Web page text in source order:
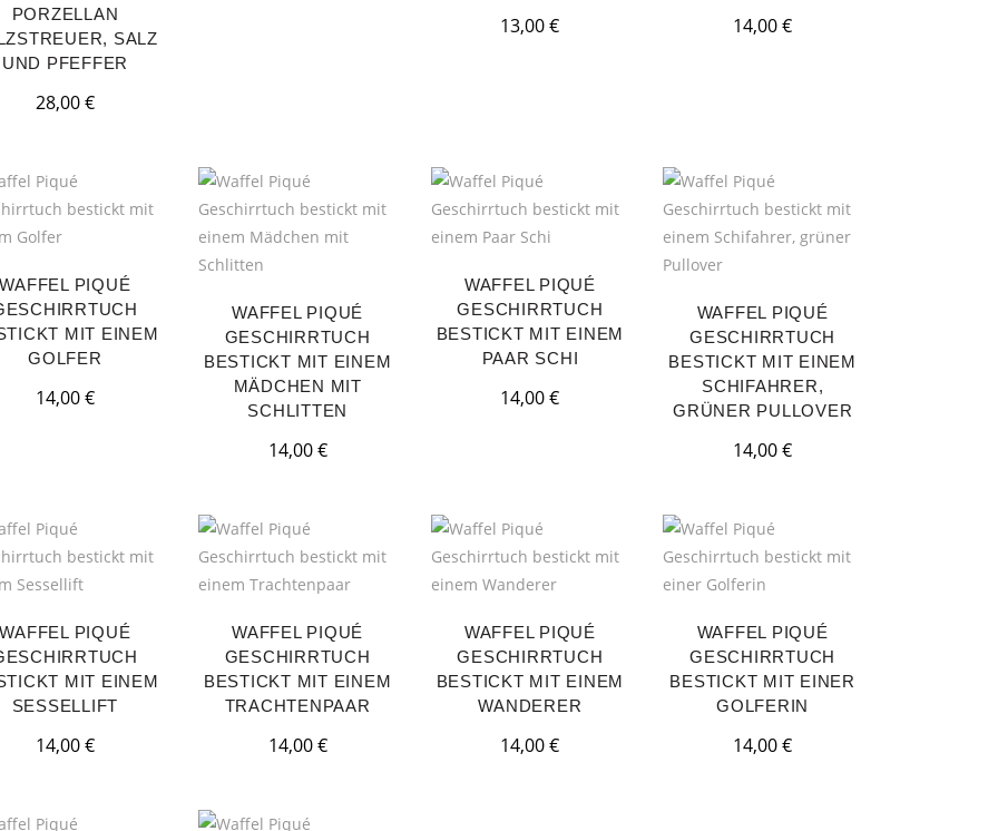
PORZELLAN
SALZ
UND PFEFFER
28,00€
13,00€ 14,00€
WAFFEL PIQUÉ
MIT EINEM
GOLFER
14,00€
WAFFEL PIQUÉ
GESCHIRRTUCH
BESTICKT MIT EINEM
MÄDCHEN MIT
SCHLITTEN
14,00€
WAFFEL PIQUÉ
GESCHIRRTUCH
BESTICKT MIT EINEM
PAAR SCHI
14,00€
WAFFEL PIQUÉ
GESCHIRRTUCH
BESTICKT MIT EINEM
SCHIFAHRER,
GRÜNER PULLOVER
14,00€
WAFFEL PIQUÉ
MIT EINEM
SESSELLIFT
14,00€
WAFFEL PIQUÉ
GESCHIRRTUCH
BESTICKT MIT EINEM
TRACHTENPAAR
14,00€
WAFFEL PIQUÉ
GESCHIRRTUCH
BESTICKT MIT EINEM
WANDERER
14,00€
WAFFEL PIQUÉ
GESCHIRRTUCH
BESTICKT MIT EINER
GOLFERIN
14,00€